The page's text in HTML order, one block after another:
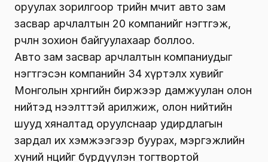
оруулах зорилгоор төрийн өмчит авто зам
засвар арчлалтын 20 компанийг нэгтгэж,
өөрчлөн зохион байгуулахаар боллоо.
Авто зам засвар арчлалтын компаниудыг
нэгтгэсэн компанийн 34 хүртэлх хувийг
Монголын хөрөнгийн биржээр дамжуулан олон
нийтэд нээлттэй арилжиж, олон нийтийн
шууд хяналтад оруулснаар удирдлагын
зардал их хэмжээгээр буурах, мэргэжлийн
хүний нөөцийг бүрдүүлэн тогтвортой